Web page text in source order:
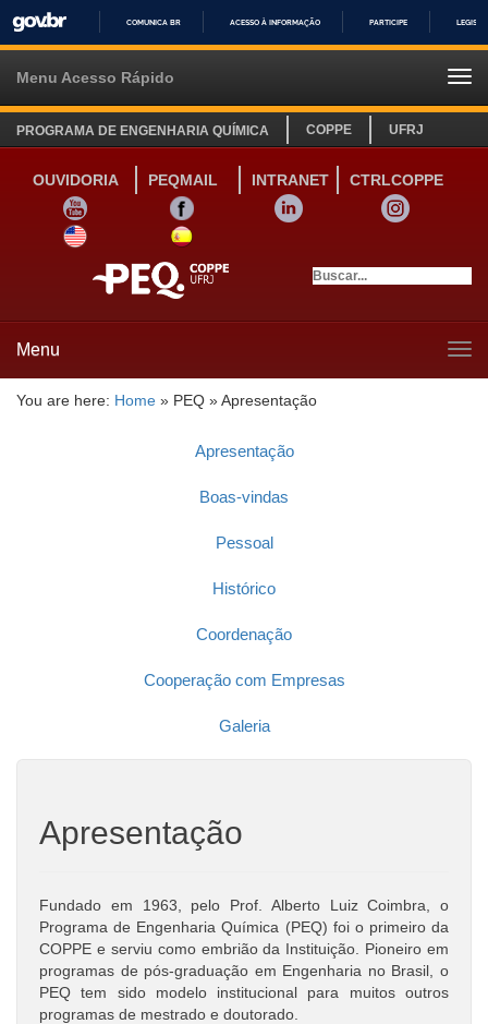
IR
COMUNICA BR ACESSO À INFORMAÇÃO PARTICIPE
Menu Acesso Rápido
PROGRAMA DE ENGENHARIA QUÍMICA COPPE UFRJ
OUVIDORIA PEQMAIL INTRANET
CTRLCOPPE
YOUTUBE
FACEBOOK LINKEDIN
INSTAGRAM
SITE INGLÊS
LINK SITE ESPANHOL
Menu
You are here: Home » PEQ »Apresentação
Apresentação
Boas-vindas
Pessoal
Histórico
Coordenação
Cooperação com Empresas
Galeria
Apresentação
Fundado em 1963, pelo Prof. Alberto Luiz Coimbra, o
Programa de Engenharia Química (PEQ) foi o primeiro da
COPPE e serviu como embrião da Instituição. Pioneiro em
programas de pós-graduação em Engenharia no Brasil, o
PEQ tem sido modelo institucional para muitos outros
programas de mestrado e doutorado.